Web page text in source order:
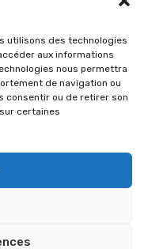
utilisons des technologies
aux informations
nous permettra
de navigation ou
consentir ou de retirer son
certaines